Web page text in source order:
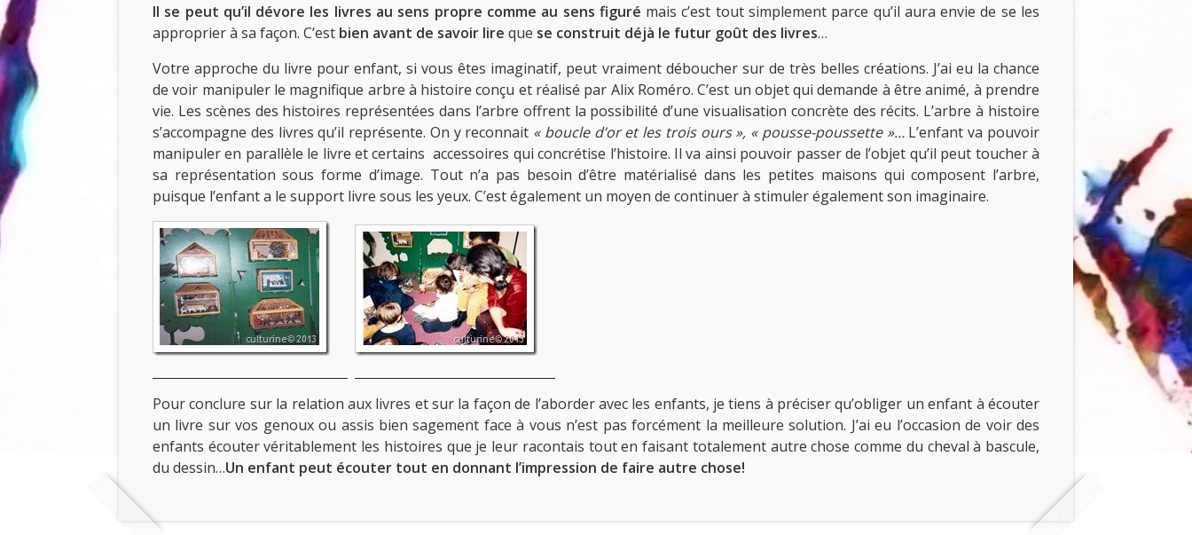
Il se peut qu’il dévore les livres au sens propre comme au sens figuré mais c’est tout simplement parce qu’il aura envie de se les
approprier à sa façon. C’est bien avant de savoir lire que se construit déjà le futur goût des livres…
Votre approche du livre pour enfant, si vous êtes imaginatif, peut vraiment déboucher sur de très belles créations. J’ai eu la chance
de voir manipuler le magnifique arbre à histoire conçu et réalisé par Alix Roméro. C’est un objet qui demande à être animé, à prendre
vie. Les scènes des histoires représentées dans l’arbre offrent la possibilité d’une visualisation concrète des récits. L’arbre à histoire
s’accompagne des livres qu’il représente. On y reconnait « boucle d’or et les trois ours », « pousse-poussette »…L’enfant va pouvoir
manipuler en parallèle le livre et certains accessoires qui concrétise l’histoire. Il va ainsi pouvoir passer de l’objet qu’il peut toucher à
sa représentation sous forme d’image. Tout n’a pas besoin d’être matérialisé dans les petites maisons qui composent l’arbre,
puisque l’enfant a le support livre sous les yeux. C’est également un moyen de continuer à stimuler également son imaginaire.
Pour conclure sur la relation aux livres et sur la façon de l’aborder avec les enfants, je tiens à préciser qu’obliger un enfant à écouter
un livre sur vos genoux ou assis bien sagement face à vous n’est pas forcément la meilleure solution. J’ai eu l’occasion de voir des
enfants écouter véritablement les histoires que je leur racontais tout en faisant totalement autre chose comme du cheval à bascule,
du dessin…Un enfant peut écouter tout en donnant l’impression de faire autre chose!